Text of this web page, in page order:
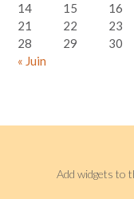
« Juin
14
15 16
21
22 23
28
29 30
Add widgets to